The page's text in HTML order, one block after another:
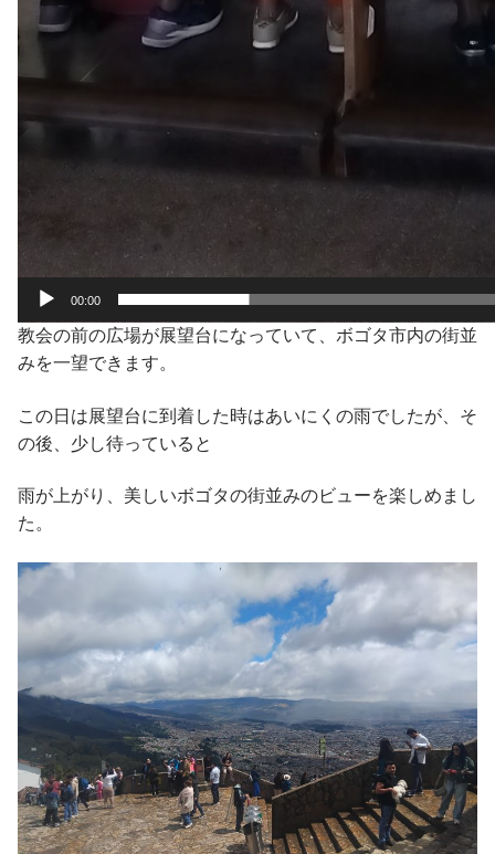
00:00
教会の前の広場が展望台になっていて、ボゴタ市内の街並
みを一望できます。
この日は展望台に到着した時はあいにくの雨でしたが、そ
の後、少し待っていると
雨が上がり、美しいボゴタの街並みのビューを楽しめまし
た。